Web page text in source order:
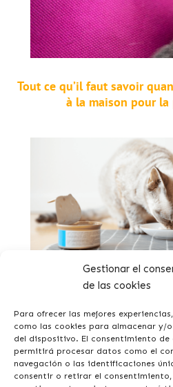
Gestionar el
de las cookies
Para ofrecer las mejores
como las cookies para almacenar y/
del dispositivo. El consentimiento de
permitirá procesar datos como el
navegación o las identificaciones
consentir o retirar el
Tout ce qu’il faut savoir
à la maison pour la
Quelle est la meilleure